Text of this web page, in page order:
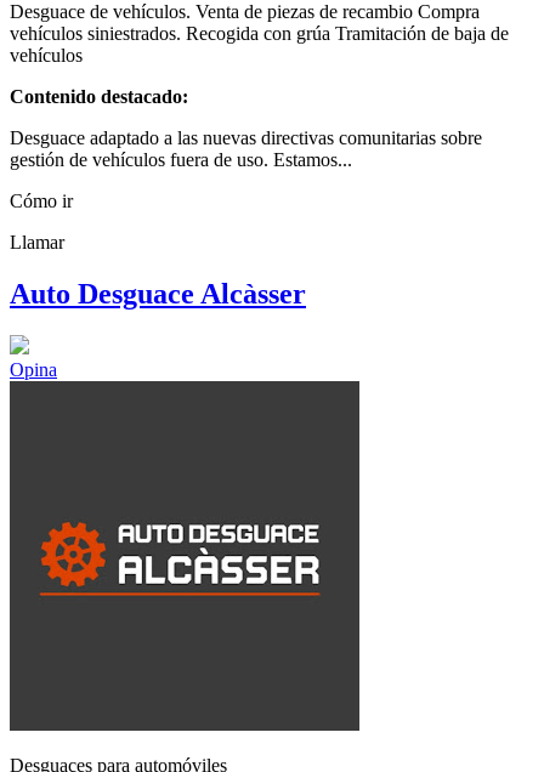
Desguace de vehículos. Venta de piezas de recambio Compra
vehículos siniestrados. Recogida con grúa Tramitación de baja de
vehículos
Contenido destacado:
Desguace adaptado a las nuevas directivas comunitarias sobre
gestión de vehículos fuera de uso. Estamos...
Cómo ir
Llamar
Auto Desguace Alcàsser
Opina
Desguaces para automóviles